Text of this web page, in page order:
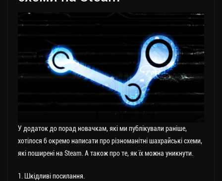
У додаток до порад новачкам, які ми публікували раніше,
хотілося б окремо написати про різноманітні шахрайські схеми,
які поширені на Steam. А також про те, як їх можна уникнути.
1. Шкідливі посилання.